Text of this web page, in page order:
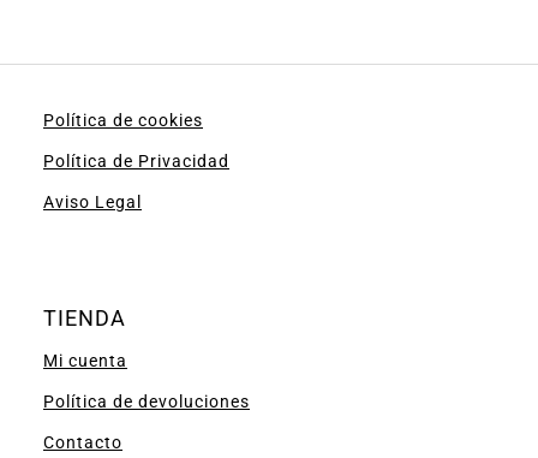
Política de cookies
Política de Privacidad
Aviso Legal
TIENDA
Mi cuenta
Política de devoluciones
Contacto